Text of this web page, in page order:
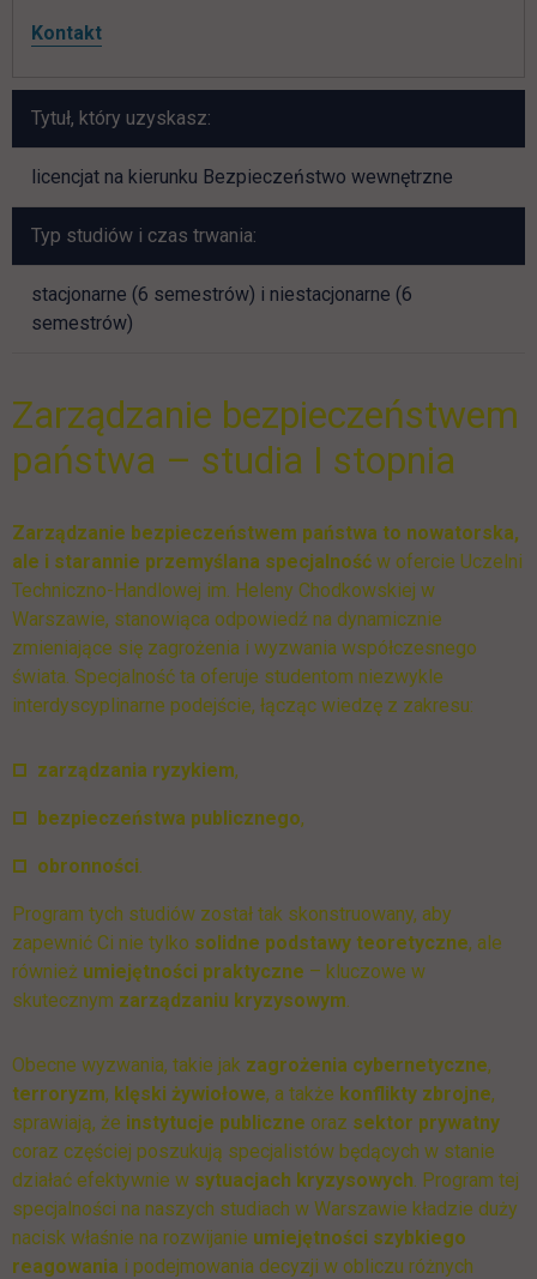
Kontakt
Tytuł, który uzyskasz:
licencjat na kierunku Bezpieczeństwo wewnętrzne
Typ studiów i czas trwania:
stacjonarne (6 semestrów) i niestacjonarne (6
semestrów)
Zarządzanie bezpieczeństwem
państwa – studia I stopnia
Zarządzanie bezpieczeństwem państwa to nowatorska,
ale i starannie przemyślana specjalność w ofercie Uczelni
Techniczno-Handlowej im. Heleny Chodkowskiej w
Warszawie, stanowiąca odpowiedź na dynamicznie
zmieniające się zagrożenia i wyzwania współczesnego
świata. Specjalność ta oferuje studentom niezwykle
interdyscyplinarne podejście, łącząc wiedzę z zakresu:
zarządzania ryzykiem,
bezpieczeństwa publicznego,
obronności.
Program tych studiów został tak skonstruowany, aby
zapewnić Ci nie tylko solidne podstawy teoretyczne, ale
również umiejętności praktyczne – kluczowe w
skutecznym zarządzaniu kryzysowym.
Obecne wyzwania, takie jak zagrożenia cybernetyczne,
terroryzm, klęski żywiołowe, a także konflikty zbrojne,
sprawiają, że instytucje publiczne oraz sektor prywatny
coraz częściej poszukują specjalistów będących w stanie
działać efektywnie w sytuacjach kryzysowych. Program tej
specjalności na naszych studiach w Warszawie kładzie duży
nacisk właśnie na rozwijanie umiejętności szybkiego
reagowania i podejmowania decyzji w obliczu różnych